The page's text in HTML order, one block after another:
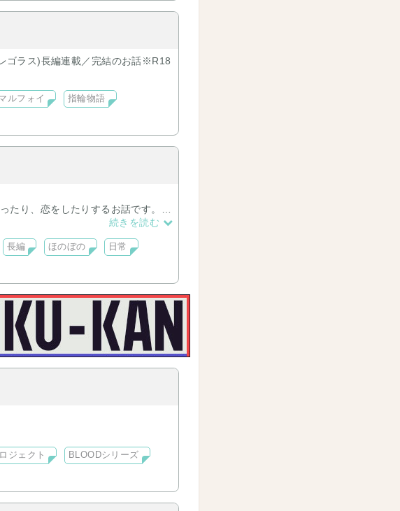
ゴラス)長編連載／完結のお話※R18
ルフォイ 指輪物語
たり、恋をしたりするお話です。
徒が主人公の長編【私のヒーロー】
い日常編”（現在18話まで）へと進
続きを読む
長編 ほのぼの 日常
ジェクト BLOODシリーズ